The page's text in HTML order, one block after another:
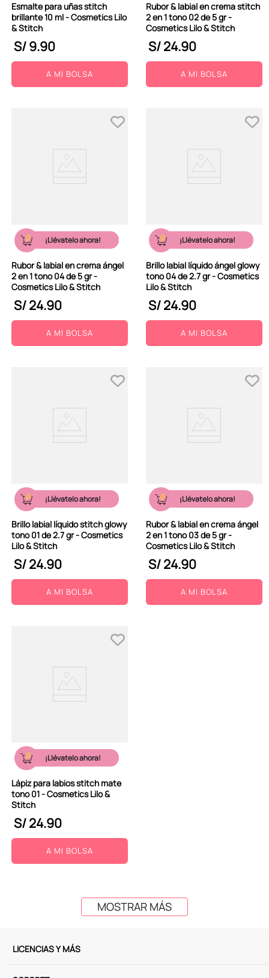
Esmalte para uñas stitch
brillante 10 ml - Cosmetics Lilo
& Stitch
S/9.90
A MI BOLSA
Rubor & labial en crema stitch
2 en 1 tono 02 de 5 gr -
Cosmetics Lilo & Stitch
S/24.90
A MI BOLSA
¡Llévatelo ahora!
Rubor & labial en crema ángel
2 en 1 tono 04 de 5 gr -
Cosmetics Lilo & Stitch
S/24.90
A MI BOLSA
¡Llévatelo ahora!
Brillo labial líquido ángel glowy
tono 04 de 2.7 gr - Cosmetics
Lilo & Stitch
S/24.90
A MI BOLSA
¡Llévatelo ahora!
Brillo labial líquido stitch glowy
tono 01 de 2.7 gr - Cosmetics
Lilo & Stitch
S/24.90
A MI BOLSA
¡Llévatelo ahora!
Rubor & labial en crema ángel
2 en 1 tono 03 de 5 gr -
Cosmetics Lilo & Stitch
S/24.90
A MI BOLSA
¡Llévatelo ahora!
Lápiz para labios stitch mate
tono 01 - Cosmetics Lilo &
Stitch
S/24.90
A MI BOLSA
MOSTRAR MÁS
LICENCIAS Y MÁS